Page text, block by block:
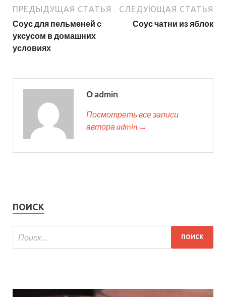
ПРЕДЫДУЩАЯ СТАТЬЯ
Соус для пельменей с
уксусом в домашних
условиях
СЛЕДУЮЩАЯ СТАТЬЯ
Соус чатни из яблок
О admin
Посмотреть все записи
автора admin →
ПОИСК